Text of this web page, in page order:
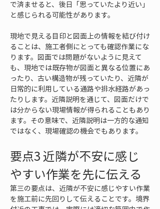
で済ませると、後日「思っていたより近い」
と感じられる可能性があります。
現地で見える目印と図面上の情報を結び付け
ることは、施工者側にとっても確認作業にな
ります。図面では問題がないように見えて
も、現地では既存物が図面と異なる位置にあ
ったり、古い構造物が残っていたり、近隣が
日常的に利用している通路や排水経路があっ
たりします。近隣説明を通じて、図面だけで
は分からない現場情報が得られることもあり
ます。その意味で、近隣説明は一方的な通知
ではなく、現場確認の機会でもあります。
要点3 近隣が不安に感じ
やすい作業を先に伝える
第三の要点は、近隣が不安に感じやすい作業
を施工前に先回りして伝えることです。境界